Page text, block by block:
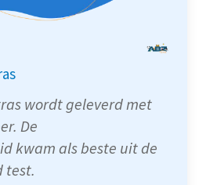
wordt geleverd met
De
kwam als beste uit de
test.